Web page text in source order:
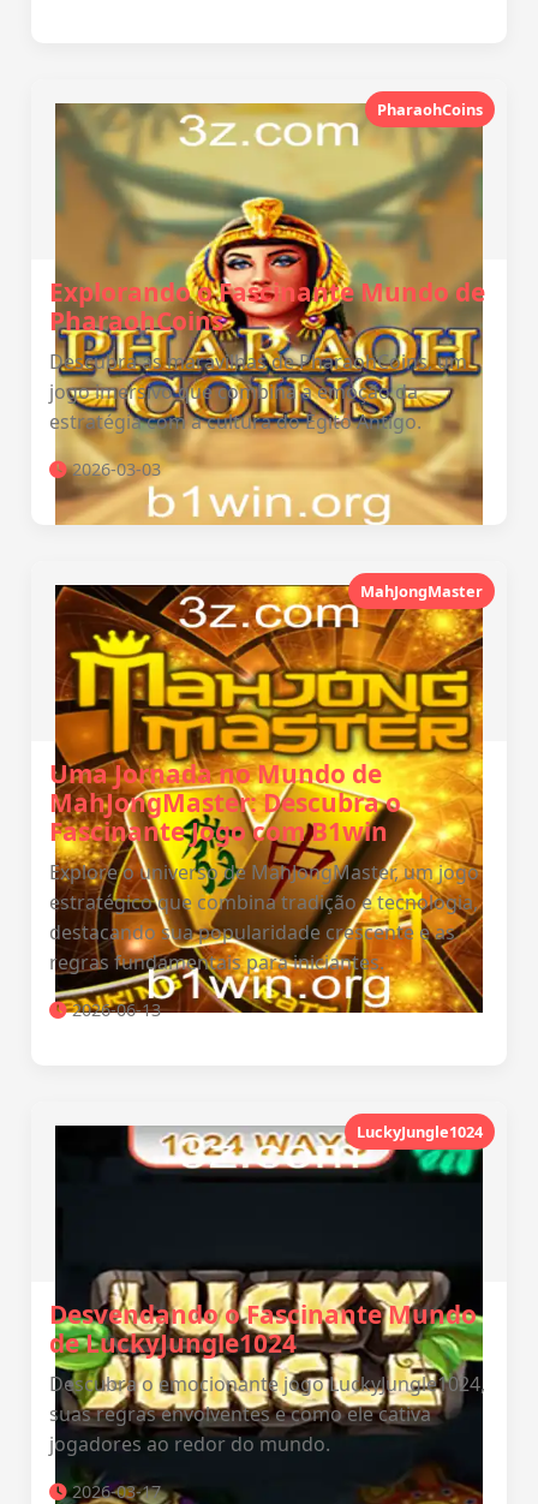
PharaohCoins
Explorando o Fascinante Mundo de
PharaohCoins
Descubra as maravilhas de PharaohCoins, um
jogo imersivo que combina a emoção da
estratégia com a cultura do Egito Antigo.
2026-03-03
MahJongMaster
Uma Jornada no Mundo de
MahJongMaster: Descubra o
Fascinante Jogo com B1win
Explore o universo de MahJongMaster, um jogo
estratégico que combina tradição e tecnologia,
destacando sua popularidade crescente e as
regras fundamentais para iniciantes.
2026-06-13
LuckyJungle1024
Desvendando o Fascinante Mundo
de LuckyJungle1024
Descubra o emocionante jogo LuckyJungle1024,
suas regras envolventes e como ele cativa
jogadores ao redor do mundo.
2026-03-17